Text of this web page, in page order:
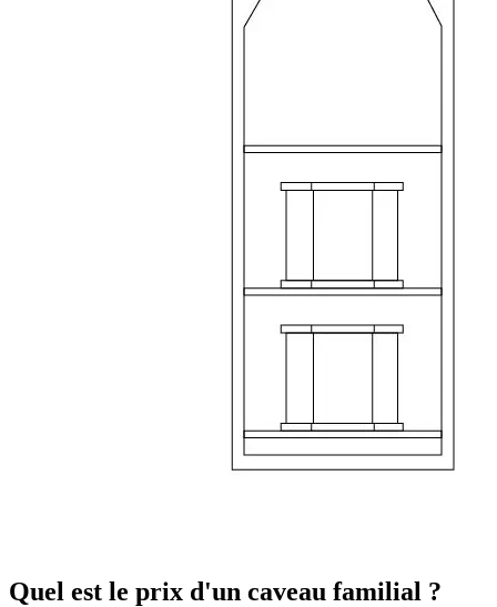
Quel est le prix d'un caveau familial ?